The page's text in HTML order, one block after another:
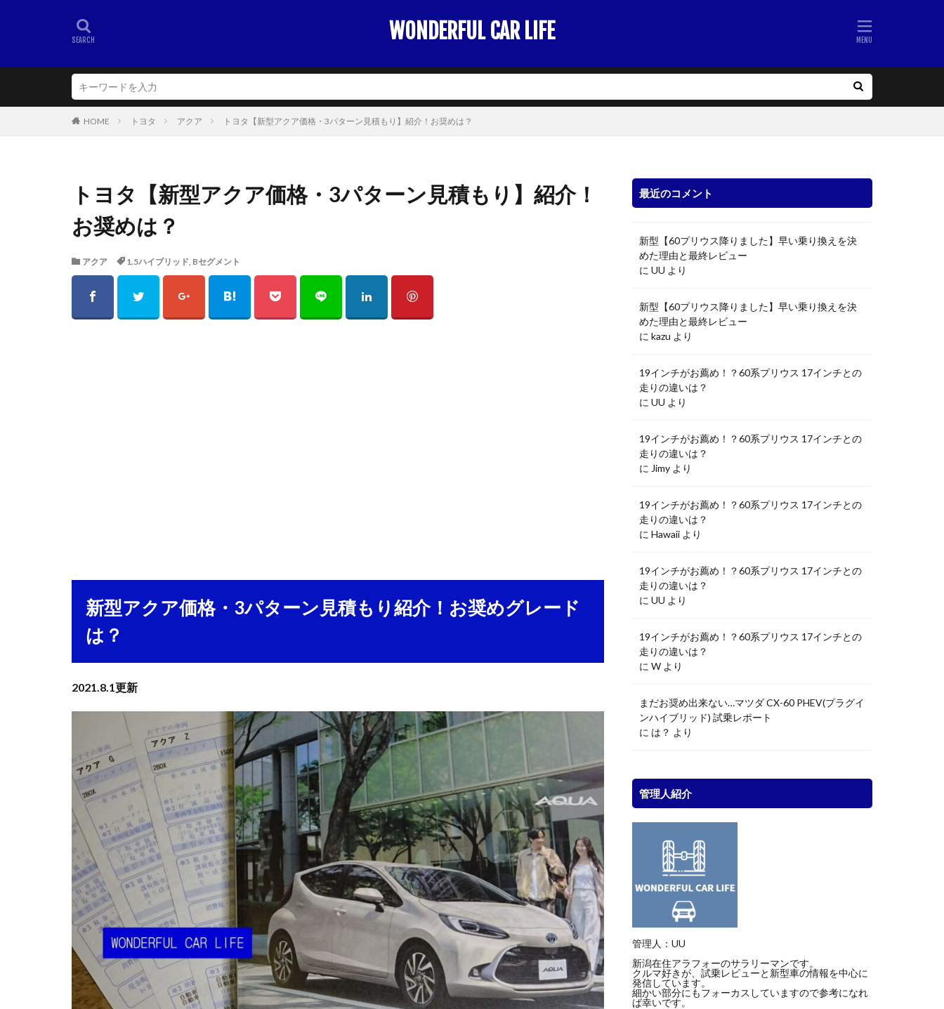
WONDERFUL CAR LIFE
HOME トヨタ アクア トヨタ【新型アクア価格・3パターン見積もり】紹介！お奨めは？
トヨタ【新型アクア価格・3パターン見積もり】紹介！
お奨めは？
アクア 1.5ハイブリッド, Bセグメント
新型アクア価格・3パターン見積もり紹介！お奨めグレード
は？
2021.8.1更新
最近のコメント
新型【60プリウス降りました】早い乗り換えを決
めた理由と最終レビュー
に UU より
新型【60プリウス降りました】早い乗り換えを決
めた理由と最終レビュー
に kazu より
19インチがお薦め！？60系プリウス 17インチとの
走りの違いは？
に UU より
19インチがお薦め！？60系プリウス 17インチとの
走りの違いは？
に Jimy より
19インチがお薦め！？60系プリウス 17インチとの
走りの違いは？
に Hawaii より
19インチがお薦め！？60系プリウス 17インチとの
走りの違いは？
に UU より
19インチがお薦め！？60系プリウス 17インチとの
走りの違いは？
に W より
まだお奨め出来ない…マツダ CX-60 PHEV(プラグイ
ンハイブリッド) 試乗レポート
に は？ より
管理人紹介
管理人：UU
新潟在住アラフォーのサラリーマンです。
クルマ好きが、試乗レビューと新型車の情報を中心に
発信しています。
細かい部分にもフォーカスしていますので参考になれ
ば幸いです。